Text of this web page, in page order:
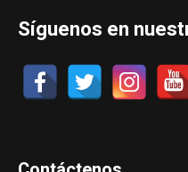
Síguenos en